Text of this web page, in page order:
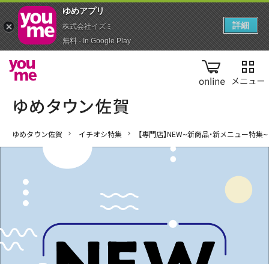
online
ゆめタウン佐賀 イチオシ特集 【専門店】NEW~新商品・新メニュー特集~
ゆめアプ‪リ‬
株式会社イズミ
無料 - In Google Play
詳細